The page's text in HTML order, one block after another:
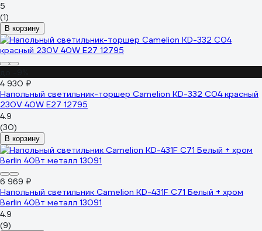
5
(1)
В корзину
4 930 ₽
Напольный светильник-торшер Camelion KD-332 C04 красный
230V 40W E27 12795
4.9
(30)
В корзину
6 969 ₽
Напольный светильник Camelion KD-431F С71 Белый + хром
Berlin 40Вт металл 13091
4.9
(9)